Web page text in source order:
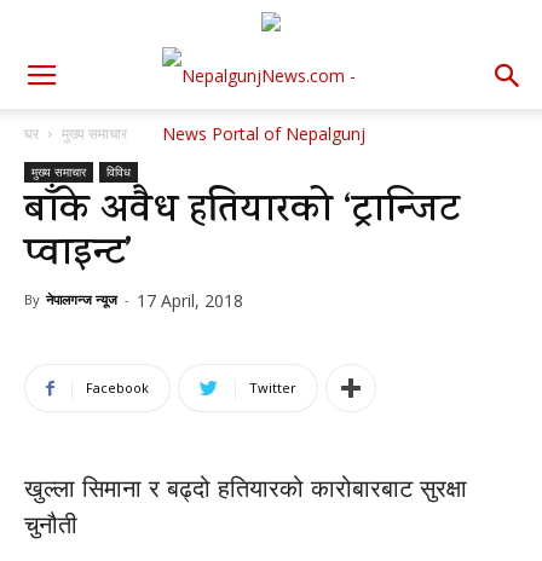
घर मुख्य समाचार
मुख्य समाचार विविध
बाँके अवैध हतियारको ‘ट्रान्जिट
प्वाइन्ट’
By नेपालगन्ज न्यूज - 17 April, 2018
Facebook Twitter
खुल्ला सिमाना र बढ्दो हतियारको कारोबारबाट सुरक्षा
चुनौती